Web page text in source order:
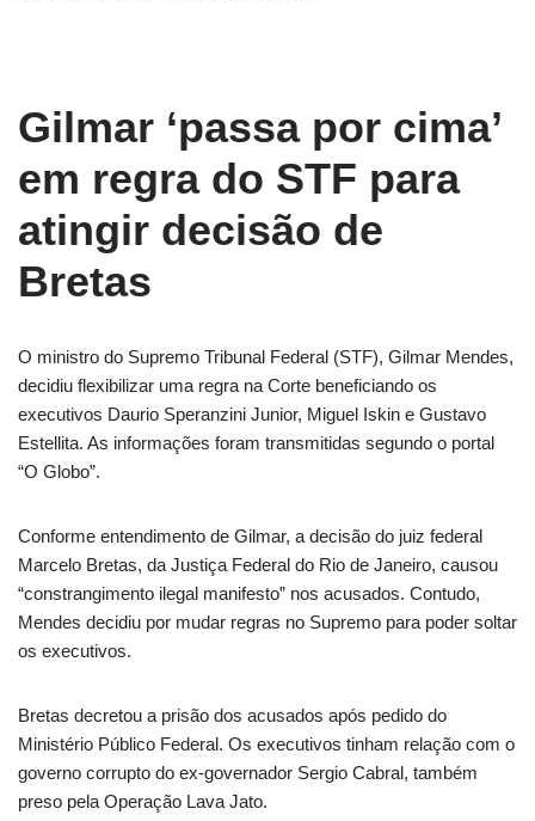
Gilmar ‘passa por cima’
em regra do STF para
atingir decisão de
Bretas
O ministro do Supremo Tribunal Federal (STF), Gilmar Mendes,
decidiu flexibilizar uma regra na Corte beneficiando os
executivos Daurio Speranzini Junior, Miguel Iskin e Gustavo
Estellita. As informações foram transmitidas segundo o portal
“O Globo”.
Conforme entendimento de Gilmar, a decisão do juiz federal
Marcelo Bretas, da Justiça Federal do Rio de Janeiro, causou
“constrangimento ilegal manifesto” nos acusados. Contudo,
Mendes decidiu por mudar regras no Supremo para poder soltar
os executivos.
Bretas decretou a prisão dos acusados após pedido do
Ministério Público Federal. Os executivos tinham relação com o
governo corrupto do ex-governador Sergio Cabral, também
preso pela Operação Lava Jato.